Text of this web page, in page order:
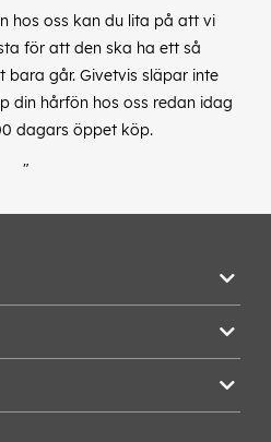
hos oss kan du lita på att vi
för att den ska ha ett så
bara går. Givetvis släpar inte
din hårfön hos oss redan idag
dagars öppet köp.
"